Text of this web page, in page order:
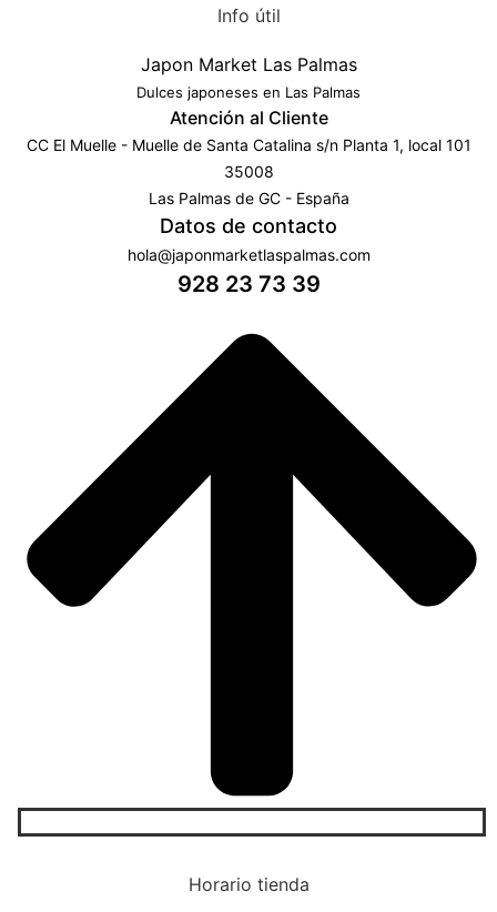
Horario tienda
Info útil
Japon Market Las Palmas
Dulces japoneses en Las Palmas
Atención al Cliente
CC El Muelle - Muelle de Santa Catalina s/n Planta 1, local 101
35008
Las Palmas de GC - España
Datos de contacto
hola@japonmarketlaspalmas.com
928 23 73 39